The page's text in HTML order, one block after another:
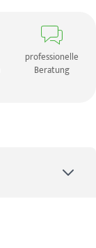
professionelle
Beratung